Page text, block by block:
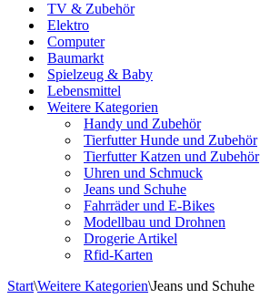
TV & Zubehör
Elektro
Computer
Baumarkt
Spielzeug & Baby
Lebensmittel
Weitere Kategorien
Handy und Zubehör
Tierfutter Hunde und Zubehör
Tierfutter Katzen und Zubehör
Uhren und Schmuck
Jeans und Schuhe
Fahrräder und E-Bikes
Modellbau und Drohnen
Drogerie Artikel
Rfid-Karten
Start\Weitere Kategorien\Jeans und Schuhe